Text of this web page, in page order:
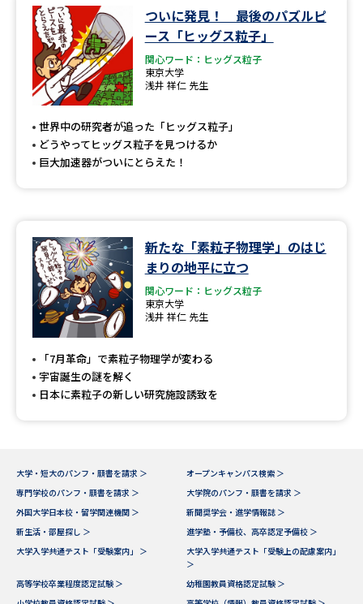
先輩が入学を決めた理由 テレメール全国一斉進学調査
新生活お役立ちガイド
学問発見
学問のミニ講義「夢ナビ講義」 学問分野解説
学問の教科書 夢ナビライブ
ユーザーサポート
Ｑ＆Ａ よくあるご質問
お支払いサイト
個人情報取扱規定
特定商取引表記
テレメール進学カタログ
訂正のご案内
ついに発見！ 最後のパズルピ
ース「ヒッグス粒子」
関心ワード：ヒッグス粒子
東京大学
浅井 祥仁 先生
世界中の研究者が追った「ヒッグス粒子」
どうやってヒッグス粒子を見つけるか
巨大加速器がついにとらえた！
新たな「素粒子物理学」のはじ
まりの地平に立つ
関心ワード：ヒッグス粒子
東京大学
浅井 祥仁 先生
「7月革命」で素粒子物理学が変わる
宇宙誕生の謎を解く
日本に素粒子の新しい研究施設誘致を
大学・短大のパンフ・願書を請求 ＞
オープンキャンパス検索 ＞
専門学校のパンフ・願書を請求 ＞
大学院のパンフ・願書を請求 ＞
外国大学日本校・留学関連機関 ＞
新聞奨学会・進学情報誌 ＞
新生活・部屋探し ＞
進学塾・予備校、高卒認定予備校 ＞
大学入学共通テスト「受験案内」 ＞
大学入学共通テスト「受験上の配慮案内」
＞
高等学校卒業程度認定試験 ＞
幼稚園教員資格認定試験 ＞